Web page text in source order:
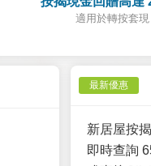
適用於轉按套現
最新優惠
新居屋按
即時查詢